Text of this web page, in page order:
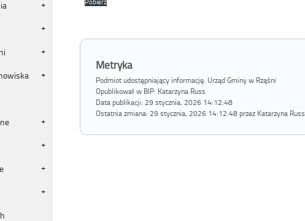
Metryka
Podmiot udostępniający informację: Urząd Gminy w Rząśni
Opublikował w BIP: Katarzyna Russ
Data publikacji: 29 stycznia, 2026 14:12:48
Ostatnia zmiana: 29 stycznia, 2026 14:12:48 przez Katarzyna Russ